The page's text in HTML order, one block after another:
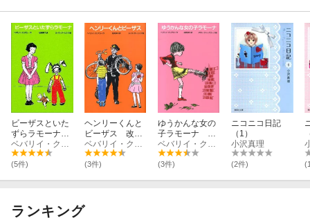
ビーザスといた
ずらラモーナ
改訂新版
(5件)
ヘンリーくんと
ビーザス 改訂
新版
(3件)
ゆうかんな女の
子ラモーナ 改
訂新版
(3件)
ニコニコ日記
（1）
小沢真理
(2件)
ランキング